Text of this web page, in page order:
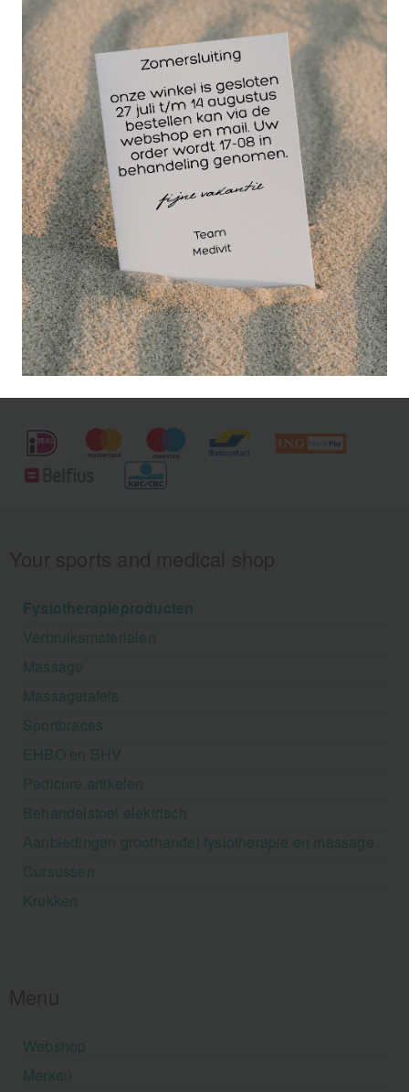
Telescopische
meetlat voor Seca
kolomweegschaal
703 of 710.
Kenmerken:
- Meetbereik: 60 -
200 cm
- Aflezing: 1 mm
Fysiotherapieproducten
Verbruiksmaterialen
Massage
Massagetafels
Sportbraces
EHBO en BHV
Pedicure artikelen
Behandelstoel elektrisch
Aanbiedingen groothandel fysiotherapie en massage
Cursussen
Krukken
Webshop
Merken